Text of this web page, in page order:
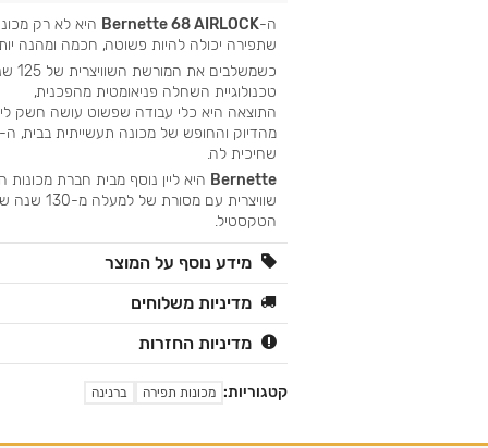
ה-Bernette 68 AIRLOCK היא לא רק
שתפירה יכולה להיות פשוטה, חכמה ומהנה
טכנולוגיית השחלה פניאומטית מהפכנית,
התוצאה היא כלי עבודה שפשוט עושה חשק
שחיכית לה.
Bernette היא ליין נוסף מבית חברת
שוויצרית עם
הטקסטיל.
מידע נוסף על המוצר
מדיניות משלוחים
מדיניות החזרות
קטגוריות: מכונות תפירה ברנינה